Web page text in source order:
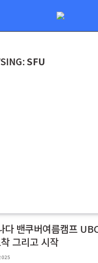
SFU
다 밴쿠버여름캠프
그리고 시작